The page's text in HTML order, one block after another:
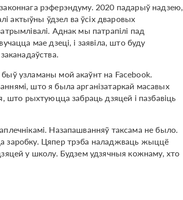
рэферэндуму. 2020 падарыў надзею,
актыўны ўдзел ва ўсіх дваровых
Аднак мы патрапілі пад
мае дзеці, і заявіла, што буду
узламаны мой акаўнт на Facebook.
што я была арганізатаркай масавых
што рыхтуюцца забраць дзяцей і пазбавіць
Назапашванняў таксама не было.
заробку. Цяпер трэба наладжваць жыццё
у школу. Будзем удзячныя кожнаму, хто